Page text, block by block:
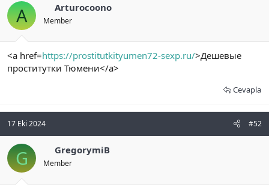
A Arturocoono
Member
<a href=https://prostitutkityumen72-sexp.ru/>Дешевые
проститутки Тюмени</a>
Cevapla
17 Eki 2024 #52
G GregorymiB
Member